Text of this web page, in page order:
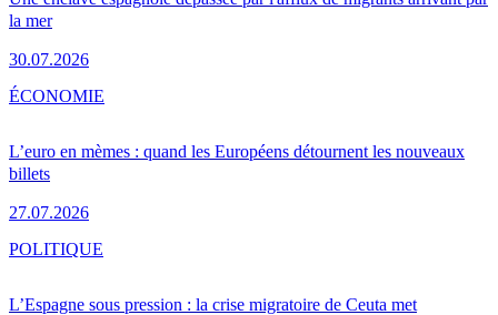
la mer
30.07.2026
L’euro en mèmes : quand les Européens détournent les nouveaux
billets
27.07.2026
ÉCONOMIE
L’Espagne sous pression : la crise migratoire de Ceuta met
POLITIQUE